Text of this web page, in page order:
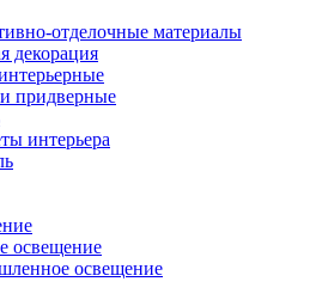
отделочные материалы
декорация
придверные
интерьера
освещение
освещение